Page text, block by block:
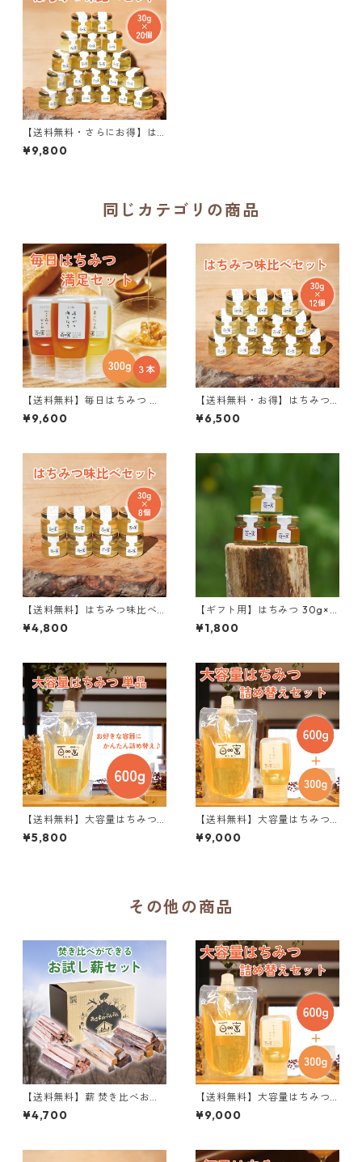
【送料無料・さらにお得】は
ちみつ味比べセット 30g×20
個
¥9,800
同じカテゴリの商品
【送料無料】毎日はちみつ 満
足セット 300g×3個
¥9,600
【送料無料・お得】はちみつ
味比べセット 30g×12個
¥6,500
【送料無料】はちみつ味比べ
セット 30g×8個
¥4,800
【ギフト用】はちみつ 30g×3
個 箱入り
¥1,800
【送料無料】大容量はちみつ 6
00g
¥5,800
【送料無料】大容量はちみつ 6
00g ＋ はちみつ 300g 詰め
替えセット
¥9,000
その他の商品
【送料無料】薪 焚き比べお試
し薪セット（16kg 120サイ
ズ）
¥4,700
【送料無料】大容量はちみつ 6
00g ＋ はちみつ 300g 詰め
替えセット
¥9,000